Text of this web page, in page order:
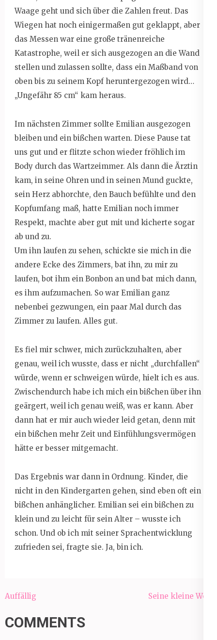
Waage geht und sich über die Zahlen freut. Das
Wiegen hat noch einigermaßen gut geklappt, aber
das Messen war eine große tränenreiche
Katastrophe, weil er sich ausgezogen an die Wand
stellen und zulassen sollte, dass ein Maßband von
oben bis zu seinem Kopf heruntergezogen wird…
„Ungefähr 85 cm“ kam heraus.
Im nächsten Zimmer sollte Emilian ausgezogen
bleiben und ein bißchen warten. Diese Pause tat
uns gut und er flitzte schon wieder fröhlich im
Body durch das Wartzeimmer. Als dann die Ärztin
kam, in seine Ohren und in seinen Mund guckte,
sein Herz abhorchte, den Bauch befühlte und den
Kopfumfang maß, hatte Emilian noch immer
Respekt, machte aber gut mit und kicherte sogar
ab und zu.
Um ihn laufen zu sehen, schickte sie mich in die
andere Ecke des Zimmers, bat ihn, zu mir zu
laufen, bot ihm ein Bonbon an und bat mich dann,
es ihm aufzumachen. So war Emilian ganz
nebenbei gezwungen, ein paar Mal durch das
Zimmer zu laufen. Alles gut.
Es fiel mir schwer, mich zurückzuhalten, aber
genau, weil ich wusste, dass er nicht „durchfallen“
würde, wenn er schweigen würde, hielt ich es aus.
Zwischendurch habe ich mich ein bißchen über ihn
geärgert, weil ich genau weiß, was er kann. Aber
dann hat er mir auch wieder leid getan, denn mit
ein bißchen mehr Zeit und Einfühlungsvermögen
hätte er besser mitgemacht.
Das Ergebnis war dann in Ordnung. Kinder, die
nicht in den Kindergarten gehen, sind eben oft ein
bißchen anhänglicher. Emilian sei ein bißchen zu
klein und zu leicht für sein Alter – wusste ich
schon. Und ob ich mit seiner Sprachentwicklung
zufrieden sei, fragte sie. Ja, bin ich.
Beitragsnavigation
Auffällig Seine kleine Welt
COMMENTS